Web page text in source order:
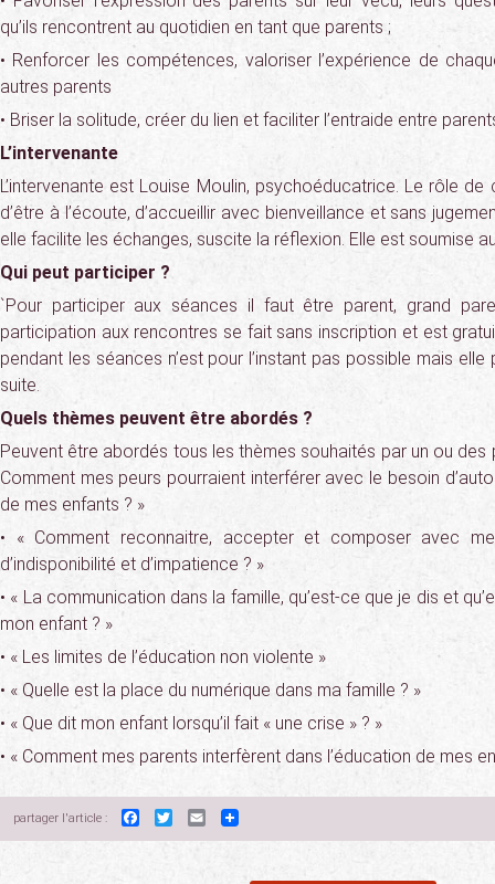
qu’ils rencontrent au quotidien en tant que parents ;
• Renforcer les compétences, valoriser l’expérience de
autres parents
• Briser la solitude, créer du lien et faciliter l’entraide entre
L’intervenante
L’intervenante est Louise Moulin, psychoéducatrice. Le rôle
d’être à l’écoute, d’accueillir avec bienveillance et sans
elle facilite les échanges, suscite la réflexion. Elle est soumise
Qui peut participer ?
`Pour participer aux séances il faut être parent, grand
participation aux rencontres se fait sans inscription et est
pendant les séances n’est pour l’instant pas possible mais
suite.
Quels thèmes peuvent être abordés ?
Peuvent être abordés tous les thèmes souhaités par un ou des
Comment mes peurs pourraient interférer avec le besoin
de mes enfants ? »
• « Comment reconnaitre, accepter et composer avec
d’indisponibilité et d’impatience ? »
• « La communication dans la famille, qu’est-ce que je dis et
mon enfant ? »
• « Les limites de l’éducation non violente »
• « Quelle est la place du numérique dans ma famille ? »
• « Que dit mon enfant lorsqu’il fait « une crise » ? »
• « Comment mes parents interfèrent dans l’éducation de mes
partager l'article : Facebook
TwitterEmail